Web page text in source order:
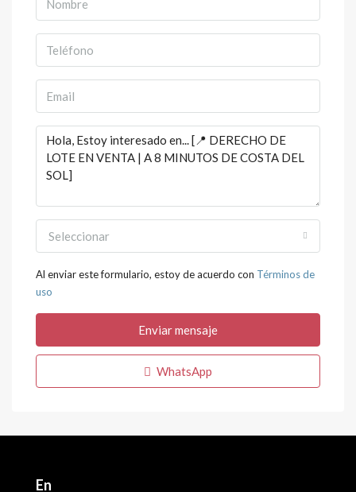
Seleccionar
Al enviar este formulario, estoy de acuerdo con Términos de
uso
Enviar mensaje
WhatsApp
En